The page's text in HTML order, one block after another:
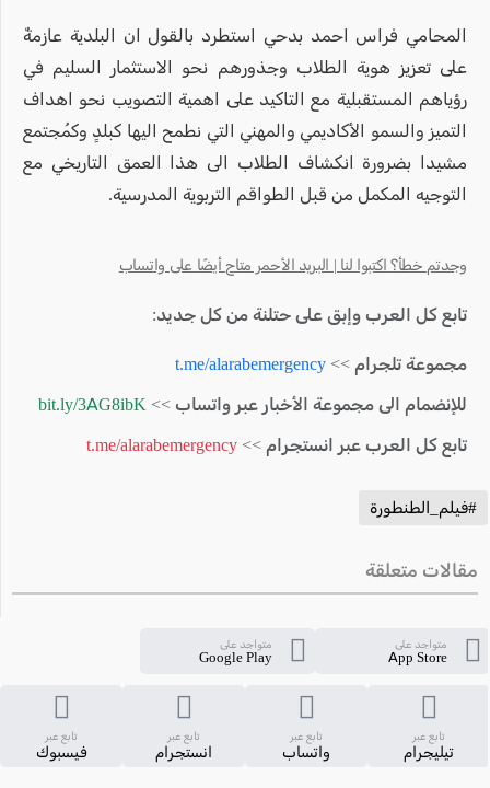
المحامي فراس احمد بدحي استطرد بالقول ان البلدية عازمةٌ
على تعزيز هوية الطلاب وجذورهم نحو الاستثمار السليم في
رؤياهم المستقبلية مع التاكيد على اهمية التصويب نحو اهداف
التميز والسمو الأكاديمي والمهني التي نطمح اليها كبلدٍ وكمُجتمع
مشيدا بضرورة انكشاف الطلاب الى هذا العمق التاريخي مع
التوجيه المكمل من قبل الطواقم التربوية المدرسية.
وجدتم خطأ؟ اكتبوا لنا | البريد الأحمر متاح أيضًا على واتساب
تابع كل العرب وإبق على حتلنة من كل جديد:
مجموعة تلجرام >> t.me/alarabemergency
للإنضمام الى مجموعة الأخبار عبر واتساب >> bit.ly/3AG8ibK
تابع كل العرب عبر انستجرام >> t.me/alarabemergency
#فيلم_الطنطورة
مقالات متعلقة
متواجد على
App Store
متواجد على
Google Play
تابع عبر
تيليجرام
تابع عبر
واتساب
تابع عبر
انستجرام
تابع عبر
فيسبوك